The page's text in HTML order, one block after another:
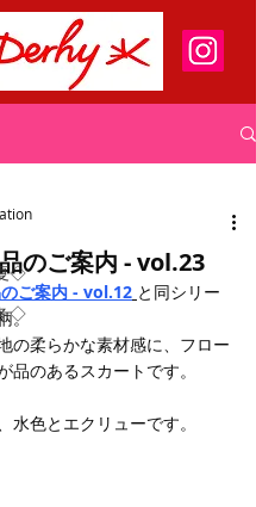
◇
◇
のご案内 - vol.23
ご案内 - vol.12 と同シリー
。
の柔らかな素材感に、 フロー
品のあるスカートです。
水色とエクリューです。